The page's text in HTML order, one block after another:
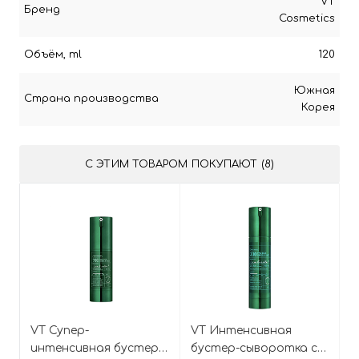
Бренд
Cosmetics
Объём, ml 120
Страна производства
Южная
Корея
С ЭТИМ ТОВАРОМ ПОКУПАЮТ (8)
VT Супер-
интенсивная бустер-
VT Интенсивная
бустер-сыворотка с